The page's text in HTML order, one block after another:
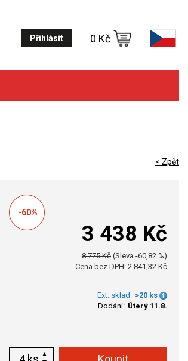
Přihlásit 0 Kč
< Zpět
-60%
3 438 Kč
8 775 Kč (Sleva -60,82 %)
Cena bez DPH: 2 841,32 Kč
Ext. sklad: >20 ks
Dodání: Úterý 11.8.